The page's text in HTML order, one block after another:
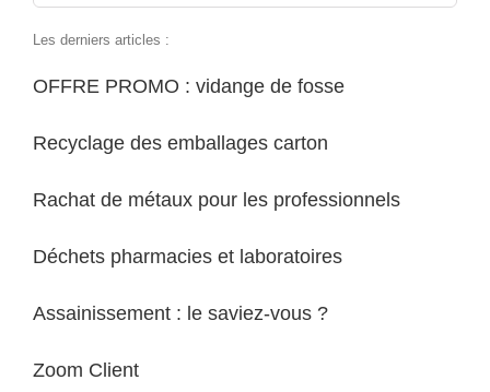
Les derniers articles :
OFFRE PROMO : vidange de fosse
Recyclage des emballages carton
Rachat de métaux pour les professionnels
Déchets pharmacies et laboratoires
Assainissement : le saviez-vous ?
Zoom Client